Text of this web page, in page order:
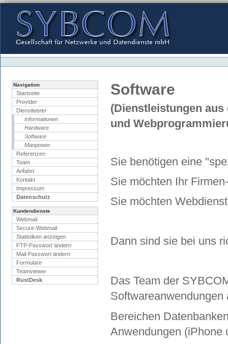
Navigation
Benutzerspezifische
Navigation
Startseite
Provider
Dienstleister
Informationen
Hardware
Software
Manpower
Referenzen
Team
Anfahrt
Kontakt
Impressum
Datenschutz
Kundendienste
Webmail
Secure-Webmail
Statistiken anzeigen
FTP-Passwort ändern
Mail-Passwort ändern
Formulare
Teamviewer
RustDesk
Software
(Dienstleistungen
und
Sie benötigen eine
Sie möchten Ihr
Sie möchten
Dann sind sie bei uns
Das Team der
Bereichen
Anwendungen (iPhone